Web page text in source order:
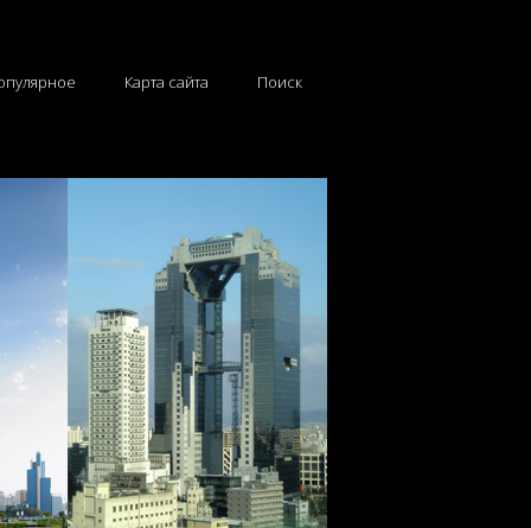
Карта сайта Поиск